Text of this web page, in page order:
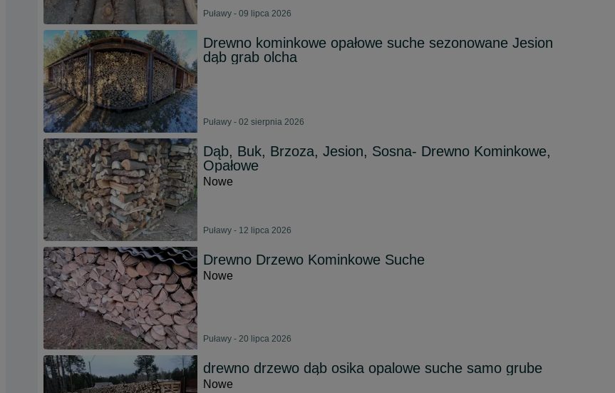
Puławy - 09 lipca 2026
Drewno kominkowe opałowe suche sezonowane Jesion
dąb grab olcha
Puławy - 02 sierpnia 2026
Dąb, Buk, Brzoza, Jesion, Sosna- Drewno Kominkowe,
Opałowe
Nowe
Puławy - 12 lipca 2026
Drewno Drzewo Kominkowe Suche
Nowe
Puławy - 20 lipca 2026
drewno drzewo dąb osika opalowe suche samo grube
Nowe